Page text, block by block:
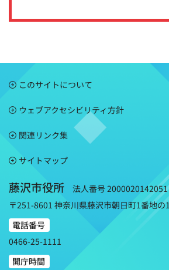
このサイトについて
ウェブアクセシビリティ方針
関連リンク集
サイトマップ
藤沢市役所
法人番号 2000020142051
〒251-8601 神奈川県藤沢市朝日町1番地の1
電話番号
0466-25-1111
開庁時間